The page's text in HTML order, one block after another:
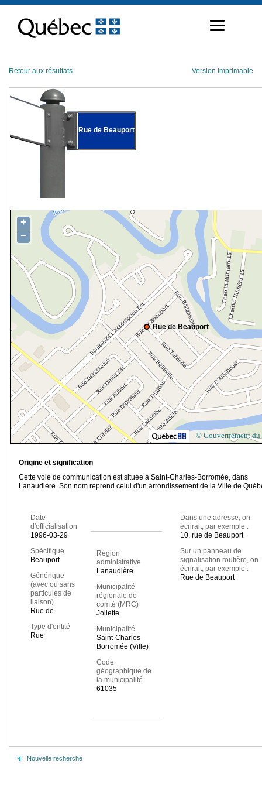
contenu
Retour aux résultats Version imprimable
Rue de Beauport
Rue de Beauport
+
−
© Gouvernement du
Origine et signification
Cette voie de communication est située à Saint-Charles-Borromée, dans
Lanaudière. Son nom reprend celui d'un arrondissement de la Ville de
Date
d'officialisation
1996-03-29
Spécifique
Beauport
Générique
(avec ou sans
particules de
liaison)
Rue de
Type d'entité
Rue
Région
administrative
Lanaudière
Municipalité
régionale de
comté (MRC)
Joliette
Municipalité
Saint-Charles-
Borromée (Ville)
Code
géographique de
la municipalité
61035
Dans une adresse, on
écrirait, par exemple :
10, rue de Beauport
Sur un panneau de
signalisation routière, on
écrirait, par exemple :
Rue de Beauport
Nouvelle recherche